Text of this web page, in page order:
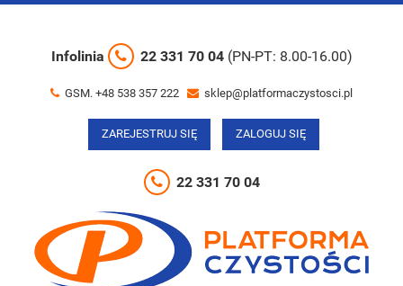
Infolinia 22 331 70 04 (PN-PT: 8.00-16.00)
GSM. +48 538 357 222 sklep@platformaczystosci.pl
ZAREJESTRUJ SIĘ ZALOGUJ SIĘ
22 331 70 04